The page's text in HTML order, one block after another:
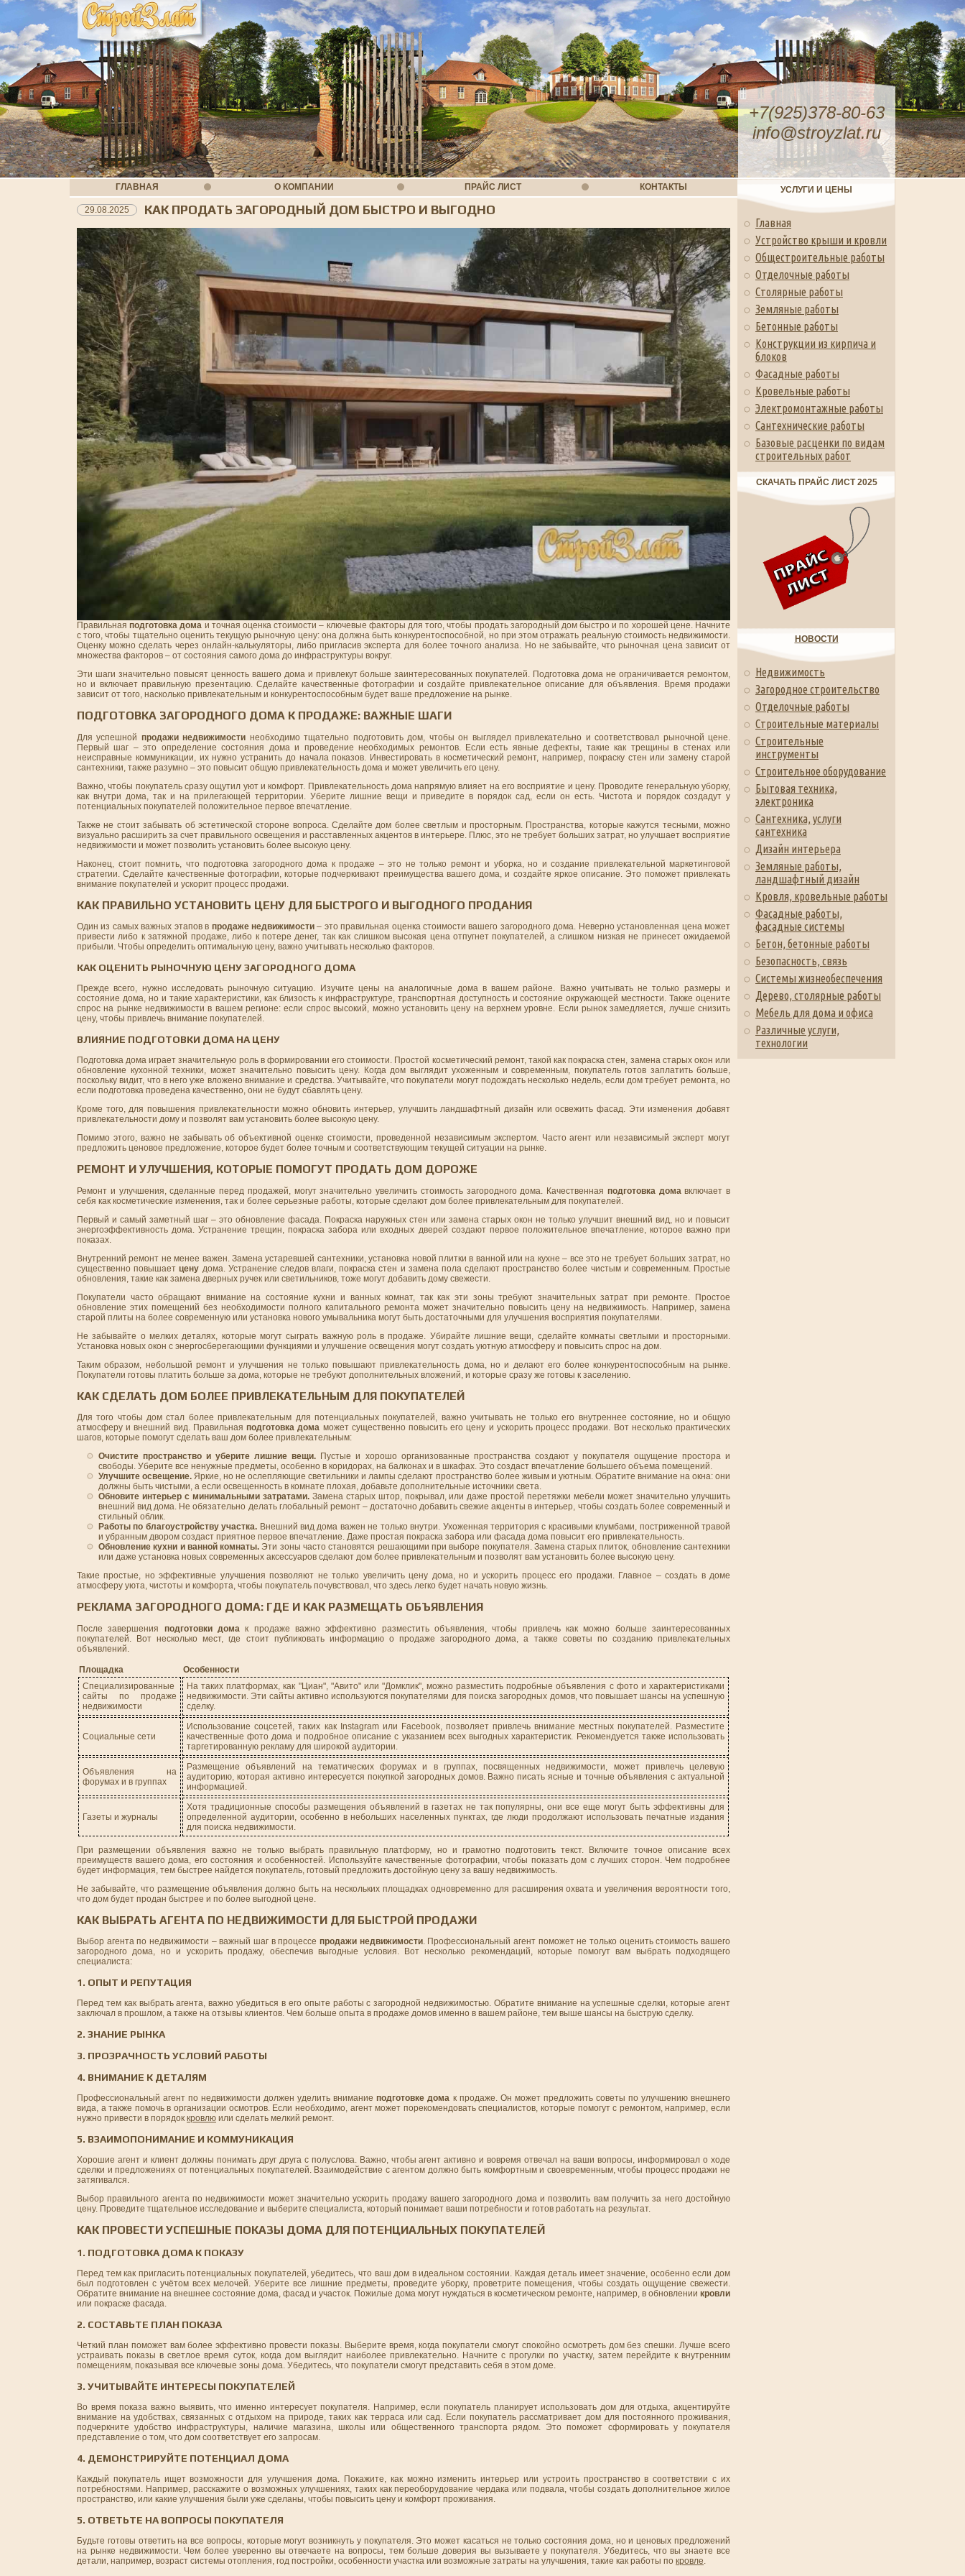
+7(925)378-80-63
info@stroyzlat.ru
ГЛАВНАЯ О КОМПАНИИ ПРАЙС ЛИСТ КОНТАКТЫ
29.08.2025 КАК ПРОДАТЬ ЗАГОРОДНЫЙ ДОМ БЫСТРО И ВЫГОДНО
Правильнаяподготовка дома и точная оценка стоимости – ключевые факторы для того, чтобы продать загородный дом быстро и по хорошей цене. Начните
с того, чтобы тщательно оценить текущую рыночную цену: она должна быть конкурентоспособной, но при этом отражать реальную стоимость недвижимости.
Оценку можно сделать через онлайн-калькуляторы, либо пригласив эксперта для более точного анализа. Но не забывайте, что рыночная цена зависит от
множества факторов – от состояния самого дома до инфраструктуры вокруг.
Эти шаги значительно повысят ценность вашего дома и привлекут больше заинтересованных покупателей. Подготовка дома не ограничивается ремонтом,
но и включает правильную презентацию. Сделайте качественные фотографии и создайте привлекательное описание для объявления. Время продажи
зависит от того, насколько привлекательным и конкурентоспособным будет ваше предложение на рынке.
ПОДГОТОВКА ЗАГОРОДНОГО ДОМА К ПРОДАЖЕ: ВАЖНЫЕ ШАГИ
Для успешной продажи недвижимости необходимо тщательно подготовить дом, чтобы он выглядел привлекательно и соответствовал рыночной цене.
Первый шаг – это определение состояния дома и проведение необходимых ремонтов. Если есть явные дефекты, такие как трещины в стенах или
неисправные коммуникации, их нужно устранить до начала показов. Инвестировать в косметический ремонт, например, покраску стен или замену старой
сантехники, также разумно – это повысит общую привлекательность дома и может увеличить его цену.
Важно, чтобы покупатель сразу ощутил уют и комфорт. Привлекательность дома напрямую влияет на его восприятие и цену. Проводите генеральную уборку,
как внутри дома, так и на прилегающей территории. Уберите лишние вещи и приведите в порядок сад, если он есть. Чистота и порядок создадут у
потенциальных покупателей положительное первое впечатление.
Также не стоит забывать об эстетической стороне вопроса. Сделайте дом более светлым и просторным. Пространства, которые кажутся тесными, можно
визуально расширить за счет правильного освещения и расставленных акцентов в интерьере. Плюс, это не требует больших затрат, но улучшает восприятие
недвижимости и может позволить установить более высокую цену.
Наконец, стоит помнить, что подготовка загородного дома к продаже – это не только ремонт и уборка, но и создание привлекательной маркетинговой
стратегии. Сделайте качественные фотографии, которые подчеркивают преимущества вашего дома, и создайте яркое описание. Это поможет привлекать
внимание покупателей и ускорит процесс продажи.
КАК ПРАВИЛЬНО УСТАНОВИТЬ ЦЕНУ ДЛЯ БЫСТРОГО И ВЫГОДНОГО ПРОДАНИЯ
Один из самых важных этапов в продаже недвижимости– это правильная оценка стоимости вашего загородного дома. Неверно установленная цена может
привести либо к затяжной продаже, либо к потере денег, так как слишком высокая цена отпугнет покупателей, а слишком низкая не принесет ожидаемой
прибыли. Чтобы определить оптимальную цену, важно учитывать несколько факторов.
КАК ОЦЕНИТЬ РЫНОЧНУЮ ЦЕНУ ЗАГОРОДНОГО ДОМА
Прежде всего, нужно исследовать рыночную ситуацию. Изучите цены на аналогичные дома в вашем районе. Важно учитывать не только размеры и
состояние дома, но и такие характеристики, как близость к инфраструктуре, транспортная доступность и состояние окружающей местности. Также оцените
спрос на рынке недвижимости в вашем регионе: если спрос высокий, можно установить цену на верхнем уровне. Если рынок замедляется, лучше снизить
цену, чтобы привлечь внимание покупателей.
ВЛИЯНИЕ ПОДГОТОВКИ ДОМА НА ЦЕНУ
Подготовка дома играет значительную роль в формировании его стоимости. Простой косметический ремонт, такой как покраска стен, замена старых окон или
обновление кухонной техники, может значительно повысить цену. Когда дом выглядит ухоженным и современным, покупатель готов заплатить больше,
поскольку видит, что в него уже вложено внимание и средства. Учитывайте, что покупатели могут подождать несколько недель, если дом требует ремонта, но
если подготовка проведена качественно, они не будут сбавлять цену.
Кроме того, для повышения привлекательности можно обновить интерьер, улучшить ландшафтный дизайн или освежить фасад. Эти изменения добавят
привлекательности дому и позволят вам установить более высокую цену.
Помимо этого, важно не забывать об объективной оценке стоимости, проведенной независимым экспертом. Часто агент или независимый эксперт могут
предложить ценовое предложение, которое будет более точным и соответствующим текущей ситуации на рынке.
РЕМОНТ И УЛУЧШЕНИЯ, КОТОРЫЕ ПОМОГУТ ПРОДАТЬ ДОМ ДОРОЖЕ
Ремонт и улучшения, сделанные перед продажей, могут значительно увеличить стоимость загородного дома. Качественная подготовка дома включает в
себя как косметические изменения, так и более серьезные работы, которые сделают дом более привлекательным для покупателей.
Первый и самый заметный шаг – это обновление фасада. Покраска наружных стен или замена старых окон не только улучшит внешний вид, но и повысит
энергоэффективность дома. Устранение трещин, покраска забора или входных дверей создают первое положительное впечатление, которое важно при
показах.
Внутренний ремонт не менее важен. Замена устаревшей сантехники, установка новой плитки в ванной или на кухне – все это не требует больших затрат, но
существенно повышаетцену дома. Устранение следов влаги, покраска стен и замена пола сделают пространство более чистым и современным. Простые
обновления, такие как замена дверных ручек или светильников, тоже могут добавить дому свежести.
Покупатели часто обращают внимание на состояние кухни и ванных комнат, так как эти зоны требуют значительных затрат при ремонте. Простое
обновление этих помещений без необходимости полного капитального ремонта может значительно повысить цену на недвижимость. Например, замена
старой плиты на более современную или установка нового умывальника могут быть достаточными для улучшения восприятия покупателями.
Не забывайте о мелких деталях, которые могут сыграть важную роль в продаже. Убирайте лишние вещи, сделайте комнаты светлыми и просторными.
Установка новых окон с энергосберегающими функциями и улучшение освещения могут создать уютную атмосферу и повысить спрос на дом.
Таким образом, небольшой ремонт и улучшения не только повышают привлекательность дома, но и делают его более конкурентоспособным на рынке.
Покупатели готовы платить больше за дома, которые не требуют дополнительных вложений, и которые сразу же готовы к заселению.
КАК СДЕЛАТЬ ДОМ БОЛЕЕ ПРИВЛЕКАТЕЛЬНЫМ ДЛЯ ПОКУПАТЕЛЕЙ
Для того чтобы дом стал более привлекательным для потенциальных покупателей, важно учитывать не только его внутреннее состояние, но и общую
атмосферу и внешний вид. Правильнаяподготовка дома может существенно повысить его цену и ускорить процесс продажи. Вот несколько практических
шагов, которые помогут сделать ваш дом более привлекательным:
Очистите пространство и уберите лишние вещи. Пустые и хорошо организованные пространства создают у покупателя ощущение простора и
свободы. Уберите все ненужные предметы, особенно в коридорах, на балконах и в шкафах. Это создаст впечатление большего объема помещений.
Улучшите освещение. Яркие, но не ослепляющие светильники и лампы сделают пространство более живым и уютным. Обратите внимание на окна: они
должны быть чистыми, а если освещенность в комнате плохая, добавьте дополнительные источники света.
Обновите интерьер с минимальными затратами.Замена старых штор, покрывал, или даже простой перетяжки мебели может значительно улучшить
внешний вид дома. Не обязательно делать глобальный ремонт – достаточно добавить свежие акценты в интерьер, чтобы создать более современный и
стильный облик.
Работы по благоустройству участка. Внешний вид дома важен не только внутри. Ухоженная территория с красивыми клумбами, постриженной травой
и убранным двором создаст приятное первое впечатление. Даже простая покраска забора или фасада дома повысит его привлекательность.
Обновление кухни и ванной комнаты. Эти зоны часто становятся решающими при выборе покупателя. Замена старых плиток, обновление сантехники
или даже установка новых современных аксессуаров сделают дом более привлекательным и позволят вам установить более высокую цену.
Такие простые, но эффективные улучшения позволяют не только увеличить цену дома, но и ускорить процесс его продажи. Главное – создать в доме
атмосферу уюта, чистоты и комфорта, чтобы покупатель почувствовал, что здесь легко будет начать новую жизнь.
РЕКЛАМА ЗАГОРОДНОГО ДОМА: ГДЕ И КАК РАЗМЕЩАТЬ ОБЪЯВЛЕНИЯ
После завершения подготовки дома к продаже важно эффективно разместить объявления, чтобы привлечь как можно больше заинтересованных
покупателей. Вот несколько мест, где стоит публиковать информацию о продаже загородного дома, а также советы по созданию привлекательных
объявлений.
Площадка
Особенности
Специализированные
сайты по продаже
недвижимости
На таких платформах, как "Циан", "Авито" или "Домклик", можно разместить подробные объявления с фото и характеристиками
недвижимости. Эти сайты активно используются покупателями для поиска загородных домов, что повышает шансы на успешную
сделку.
Социальные сети
Использование соцсетей, таких как Instagram или Facebook, позволяет привлечь внимание местных покупателей. Разместите
качественные фото дома и подробное описание с указанием всех выгодных характеристик. Рекомендуется также использовать
таргетированную рекламу для широкой аудитории.
Объявления на
форумах и в группах
Размещение объявлений на тематических форумах и в группах, посвященных недвижимости, может привлечь целевую
аудиторию, которая активно интересуется покупкой загородных домов. Важно писать ясные и точные объявления с актуальной
информацией.
Газеты и журналы
Хотя традиционные способы размещения объявлений в газетах не так популярны, они все еще могут быть эффективны для
определенной аудитории, особенно в небольших населенных пунктах, где люди продолжают использовать печатные издания
для поиска недвижимости.
При размещении объявления важно не только выбрать правильную платформу, но и грамотно подготовить текст. Включите точное описание всех
преимуществ вашего дома, его состояния и особенностей. Используйте качественные фотографии, чтобы показать дом с лучших сторон. Чем подробнее
будет информация, тем быстрее найдется покупатель, готовый предложить достойную цену за вашу недвижимость.
Не забывайте, что размещение объявления должно быть на нескольких площадках одновременно для расширения охвата и увеличения вероятности того,
что дом будет продан быстрее и по более выгодной цене.
КАК ВЫБРАТЬ АГЕНТА ПО НЕДВИЖИМОСТИ ДЛЯ БЫСТРОЙ ПРОДАЖИ
Выбор агента по недвижимости – важный шаг в процессе продажи недвижимости. Профессиональный агент поможет не только оценить стоимость вашего
загородного дома, но и ускорить продажу, обеспечив выгодные условия. Вот несколько рекомендаций, которые помогут вам выбрать подходящего
специалиста:
1. ОПЫТ И РЕПУТАЦИЯ
Перед тем как выбрать агента, важно убедиться в его опыте работы с загородной недвижимостью. Обратите внимание на успешные сделки, которые агент
заключал в прошлом, а также на отзывы клиентов. Чем больше опыта в продаже домов именно в вашем районе, тем выше шансы на быструю сделку.
2. ЗНАНИЕ РЫНКА
3. ПРОЗРАЧНОСТЬ УСЛОВИЙ РАБОТЫ
4. ВНИМАНИЕ К ДЕТАЛЯМ
Профессиональный агент по недвижимости должен уделить вниманиеподготовке дома к продаже. Он может предложить советы по улучшению внешнего
вида, а также помочь в организации осмотров. Если необходимо, агент может порекомендовать специалистов, которые помогут с ремонтом, например, если
нужно привести в порядок кровлю или сделать мелкий ремонт.
5. ВЗАИМОПОНИМАНИЕ И КОММУНИКАЦИЯ
Хорошие агент и клиент должны понимать друг друга с полуслова. Важно, чтобы агент активно и вовремя отвечал на ваши вопросы, информировал о ходе
сделки и предложениях от потенциальных покупателей. Взаимодействие с агентом должно быть комфортным и своевременным, чтобы процесс продажи не
затягивался.
Выбор правильного агента по недвижимости может значительно ускорить продажу вашего загородного дома и позволить вам получить за него достойную
цену. Проведите тщательное исследование и выберите специалиста, который понимает ваши потребности и готов работать на результат.
КАК ПРОВЕСТИ УСПЕШНЫЕ ПОКАЗЫ ДОМА ДЛЯ ПОТЕНЦИАЛЬНЫХ ПОКУПАТЕЛЕЙ
1. ПОДГОТОВКА ДОМА К ПОКАЗУ
Перед тем как пригласить потенциальных покупателей, убедитесь, что ваш дом в идеальном состоянии. Каждая деталь имеет значение, особенно если дом
был подготовлен с учётом всех мелочей. Уберите все лишние предметы, проведите уборку, проветрите помещения, чтобы создать ощущение свежести.
Обратите внимание на внешнее состояние дома, фасад и участок. Пожилые дома могут нуждаться в косметическом ремонте, например, в обновлении кровли
или покраске фасада.
2. СОСТАВЬТЕ ПЛАН ПОКАЗА
Четкий план поможет вам более эффективно провести показы. Выберите время, когда покупатели смогут спокойно осмотреть дом без спешки. Лучше всего
устраивать показы в светлое время суток, когда дом выглядит наиболее привлекательно. Начните с прогулки по участку, затем перейдите к внутренним
помещениям, показывая все ключевые зоны дома. Убедитесь, что покупатели смогут представить себя в этом доме.
3. УЧИТЫВАЙТЕ ИНТЕРЕСЫ ПОКУПАТЕЛЕЙ
Во время показа важно выявить, что именно интересует покупателя. Например, если покупатель планирует использовать дом для отдыха, акцентируйте
внимание на удобствах, связанных с отдыхом на природе, таких как терраса или сад. Если покупатель рассматривает дом для постоянного проживания,
подчеркните удобство инфраструктуры, наличие магазина, школы или общественного транспорта рядом. Это поможет сформировать у покупателя
представление о том, что дом соответствует его запросам.
4. ДЕМОНСТРИРУЙТЕ ПОТЕНЦИАЛ ДОМА
Каждый покупатель ищет возможности для улучшения дома. Покажите, как можно изменить интерьер или устроить пространство в соответствии с их
потребностями. Например, расскажите о возможных улучшениях, таких как переоборудование чердака или подвала, чтобы создать дополнительное жилое
пространство, или какие улучшения были уже сделаны, чтобы повысить цену и комфорт проживания.
5. ОТВЕТЬТЕ НА ВОПРОСЫ ПОКУПАТЕЛЯ
Будьте готовы ответить на все вопросы, которые могут возникнуть у покупателя. Это может касаться не только состояния дома, но и ценовых предложений
на рынке недвижимости. Чем более уверенно вы отвечаете на вопросы, тем больше доверия вы вызываете у покупателя. Убедитесь, что вы знаете все
детали, например, возраст системы отопления, год постройки, особенности участка или возможные затраты на улучшения, такие как работы по кровле.
УСЛУГИ И ЦЕНЫ
Главная
Устройство крыши и кровли
Общестроительные работы
Отделочные работы
Столярные работы
Земляные работы
Бетонные работы
Конструкции из кирпича и
блоков
Фасадные работы
Кровельные работы
Электромонтажные работы
Сантехнические работы
Базовые расценки по видам
строительных работ
СКАЧАТЬ ПРАЙС ЛИСТ 2025
НОВОСТИ
Недвижимость
Загородное строительство
Отделочные работы
Строительные материалы
Строительные
инструменты
Строительное оборудование
Бытовая техника,
электроника
Сантехника, услуги
сантехника
Дизайн интерьера
Земляные работы,
ландшафтный дизайн
Кровля, кровельные работы
Фасадные работы,
фасадные системы
Бетон, бетонные работы
Безопасность, связь
Системы жизнеобеспечения
Дерево, столярные работы
Мебель для дома и офиса
Различные услуги,
технологии